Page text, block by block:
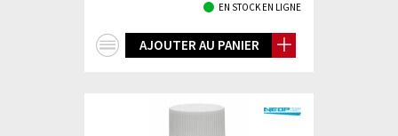
EN STOCK EN LIGNE
AJOUTER AU PANIER